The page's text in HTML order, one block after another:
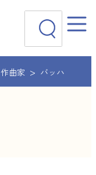
作曲家 バッハ